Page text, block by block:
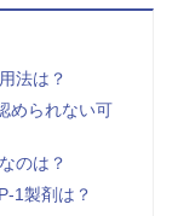
法は？
められない可
のは？
1製剤は？